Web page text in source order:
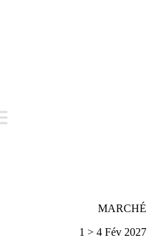
MARCHÉ
1 > 4 Fév 2027